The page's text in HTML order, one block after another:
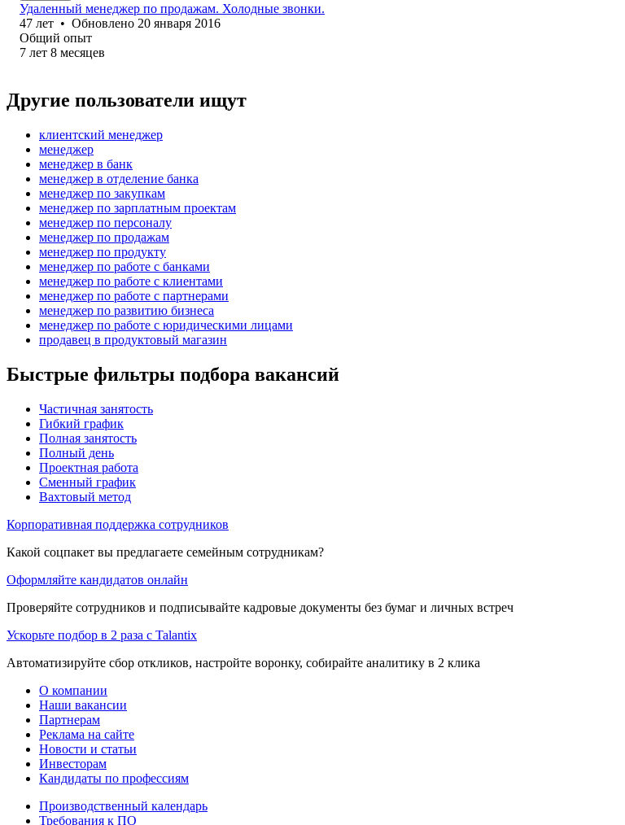
Удаленный менеджер по продажам. Холодные звонки.
47 лет • Обновлено 20 января 2016
Общий опыт
7 лет 8 месяцев
Другие пользователи ищут
клиентский менеджер
менеджер
менеджер в банк
менеджер в отделение банка
менеджер по закупкам
менеджер по зарплатным проектам
менеджер по персоналу
менеджер по продажам
менеджер по продукту
менеджер по работе с банками
менеджер по работе с клиентами
менеджер по работе с партнерами
менеджер по развитию бизнеса
менеджер по работе с юридическими лицами
продавец в продуктовый магазин
Быстрые фильтры подбора вакансий
Частичная занятость
Гибкий график
Полная занятость
Полный день
Проектная работа
Сменный график
Вахтовый метод
Корпоративная поддержка сотрудников
Какой соцпакет вы предлагаете семейным сотрудникам?
Оформляйте кандидатов онлайн
Проверяйте сотрудников и подписывайте кадровые документы без бумаг и личных встреч
Ускорьте подбор в 2 раза с Talantix
Автоматизируйте сбор откликов, настройте воронку, собирайте аналитику в 2 клика
О компании
Наши вакансии
Партнерам
Реклама на сайте
Новости и статьи
Инвесторам
Кандидаты по профессиям
Производственный календарь
Требования к ПО